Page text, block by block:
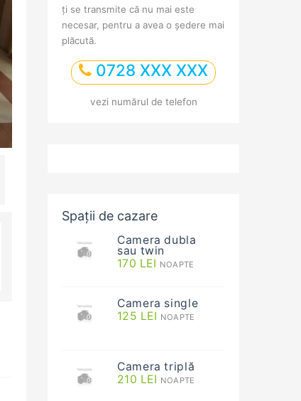
ți se transmite că nu mai este
necesar, pentru a avea o ședere mai
plăcută.
0728 XXX XXX
vezi numărul de telefon
Spații de cazare
Camera dubla
sau twin
170 LEI NOAPTE
Camera single
125 LEI NOAPTE
Camera triplă
210 LEI NOAPTE